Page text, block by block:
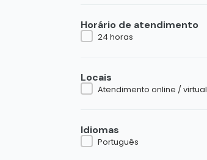
Horário de atendimento
Horário de atendimento
24 horas
Locais
LocaisAtendimento online / virtual
Idiomas
Idiomas
Português